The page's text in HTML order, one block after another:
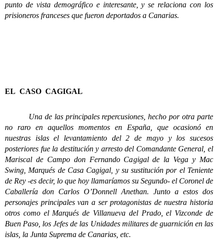
punto de vista demográfico e interesante, y se relaciona con los
prisioneros franceses que fueron deportados a Canarias.
EL CASO CAGIGAL
Una de las principales repercusiones, hecho por otra parte
no raro en aquellos momentos en España, que ocasionó en
nuestras islas el levantamiento del 2 de mayo y los sucesos
posteriores fue la destitución y arresto del Comandante General, el
Mariscal de Campo don Fernando Cagigal de la Vega y Mac
Swing, Marqués de Casa Cagigal, y su sustitución por el Teniente
de Rey -es decir, lo que hoy llamaríamos su Segundo- el Coronel de
Caballería don Carlos O’Donnell Anethan. Junto a estos dos
personajes principales van a ser protagonistas de nuestra historia
otros como el Marqués de Villanueva del Prado, el Vizconde de
Buen Paso, los Jefes de las Unidades militares de guarnición en las
islas, la Junta Suprema de Canarias, etc.